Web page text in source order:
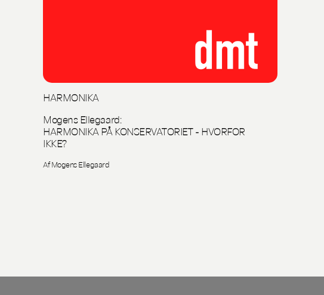
HARMONIKA
Mogens Ellegaard:
HARMONIKA PÅ KONSERVATORIET - HVORFOR
IKKE?
Af Mogens Ellegaard